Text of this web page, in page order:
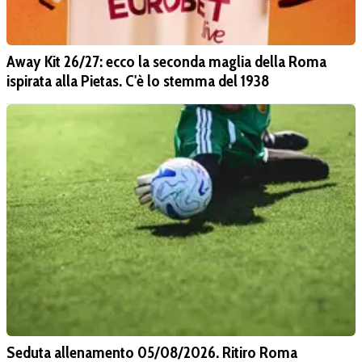
Away Kit 26/27: ecco la seconda maglia della Roma
ispirata alla Pietas. C'è lo stemma del 1938
Seduta allenamento 05/08/2026. Ritiro Roma